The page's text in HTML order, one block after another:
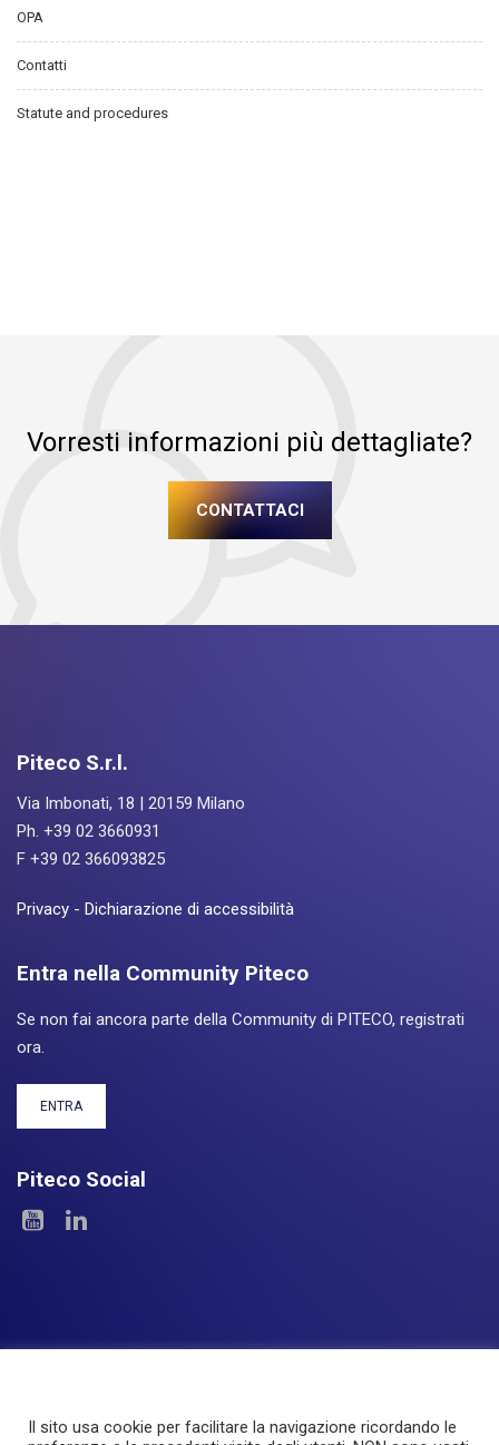
OPA
Contatti
Statute and procedures
Vorresti informazioni più dettagliate?
CONTATTACI
Piteco S.r.l.
Via Imbonati, 18 | 20159 Milano
Ph. +39 02 3660931
F +39 02 366093825
Privacy - Dichiarazione di accessibilità
Entra nella Community Piteco
Se non fai ancora parte della Community di PITECO, registrati
ora.
ENTRA
Piteco Social
Il sito usa cookie per facilitare la navigazione ricordando le